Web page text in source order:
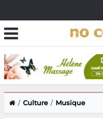
Culture Musique